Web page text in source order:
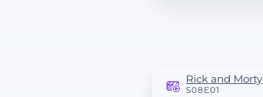
Rick and Morty
S08E01